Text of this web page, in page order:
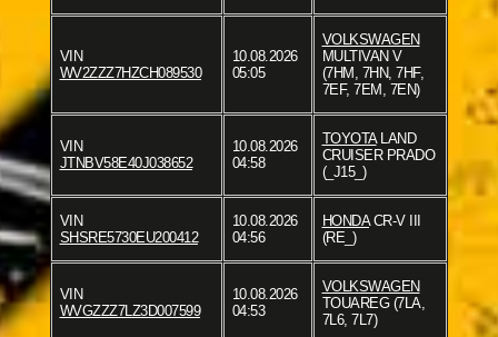
VIN
WV2ZZZ7HZCH089530
10.08.2026
05:05
VOLKSWAGEN
MULTIVAN V
(7HM, 7HN, 7HF,
7EF, 7EM, 7EN)
VIN
JTNBV58E40J038652
10.08.2026
04:58
TOYOTALAND
CRUISER PRADO
(_J15_)
VIN
SHSRE5730EU200412
10.08.2026
04:56
HONDACR-V III
(RE_)
VIN
WVGZZZ7LZ3D007599
10.08.2026
04:53
VOLKSWAGEN
TOUAREG (7LA,
7L6, 7L7)